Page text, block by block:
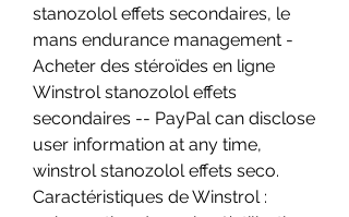
stanozolol effets secondaires, le
mans endurance management -
Acheter des stéroïdes en ligne
Winstrol stanozolol effets
secondaires -- PayPal can disclose
user information at any time,
winstrol stanozolol effets seco.
Caractéristiques de Winstrol :